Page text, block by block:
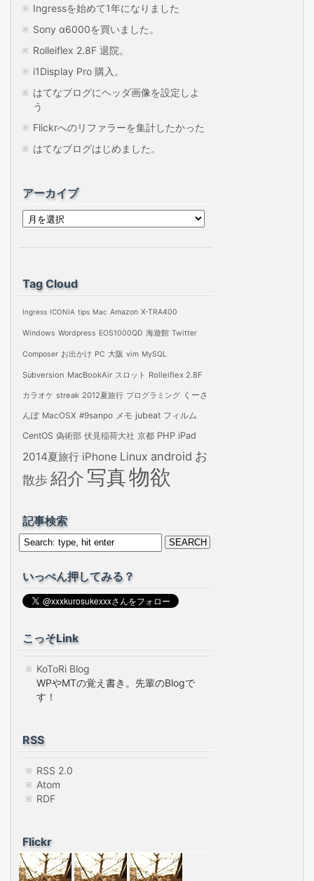
Ingressを始めて1年になりました
Sony α6000を買いました。
Rolleiflex 2.8F 退院。
i1Display Pro 購入。
はてなブログにヘッダ画像を設定しよ
う
Flickrへのリファラーを集計したかった
はてなブログはじめました。
アーカイブ
ア
ブ
Tag Cloud
Ingress ICONIA tips Mac Amazon X-TRA400
Windows Wordpress EOS1000QD 海遊館 Twitter
Composer お出かけ PC 大阪 vim MySQL
Subversion MacBookAir スロット Rolleiflex 2.8F
カラオケ streak 2012夏旅行 プログラミング くーさ
んぽ MacOSX #9sanpo メモ jubeat フィルム
CentOS 偽術部 伏見稲荷大社 京都 PHP iPad
2014夏旅行 iPhone Linux android お
散歩紹介 写真物欲
記事検索
いっぺん押してみる？
こっそLink
KoToRi Blog
WPやMTの覚え書き。先輩のBlogで
す！
RSS
RSS 2.0
Atom
RDF
Flickr